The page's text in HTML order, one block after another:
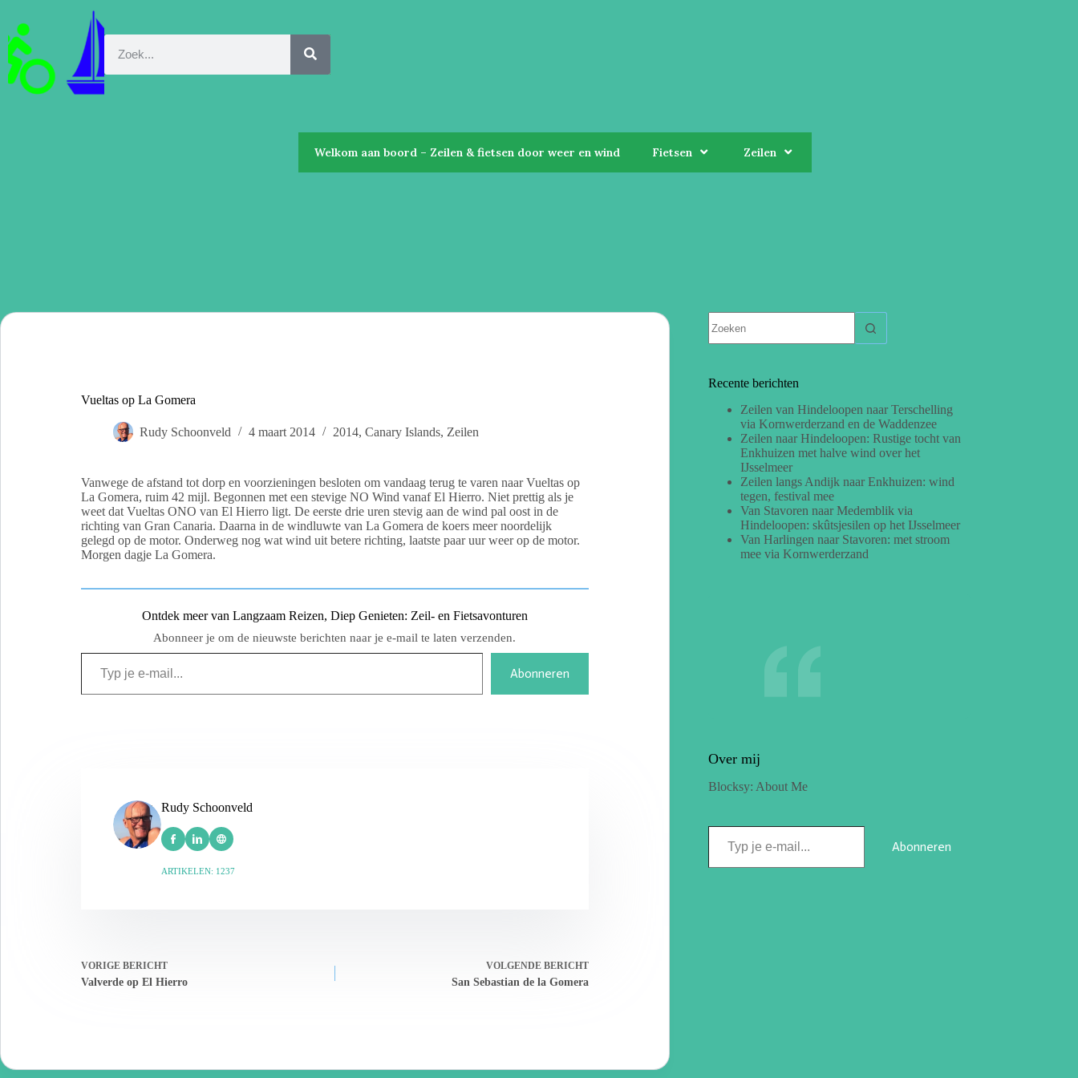
Welkom aan boord – Zeilen & fietsen door weer en wind Fietsen Zeilen
Vueltas op La Gomera
Rudy Schoonveld 4 maart 2014 2014, Canary Islands, Zeilen
Vanwege de afstand tot dorp en voorzieningen besloten om vandaag terug te varen naar Vueltas op
La Gomera, ruim 42 mijl. Begonnen met een stevige NO Wind vanaf El Hierro. Niet prettig als je
weet dat Vueltas ONO van El Hierro ligt. De eerste drie uren stevig aan de wind pal oost in de
richting van Gran Canaria. Daarna in de windluwte van La Gomera de koers meer noordelijk
gelegd op de motor. Onderweg nog wat wind uit betere richting, laatste paar uur weer op de motor.
Morgen dagje La Gomera.
Ontdek meer van Langzaam Reizen, Diep Genieten: Zeil- en Fietsavonturen
Abonneer je om de nieuwste berichten naar je e-mail te laten verzenden.
Abonneren
Rudy Schoonveld
ARTIKELEN: 1237
VORIGE BERICHT
Valverde op El Hierro
VOLGENDE BERICHT
San Sebastian de la Gomera
Recente berichten
Zeilen van Hindeloopen naar Terschelling
via Kornwerderzand en de Waddenzee
Zeilen naar Hindeloopen: Rustige tocht van
Enkhuizen met halve wind over het
IJsselmeer
Zeilen langs Andijk naar Enkhuizen: wind
tegen, festival mee
Van Stavoren naar Medemblik via
Hindeloopen: skûtsjesilen op het IJsselmeer
Van Harlingen naar Stavoren: met stroom
mee via Kornwerderzand
Over mij
Blocksy: About Me
Abonneren